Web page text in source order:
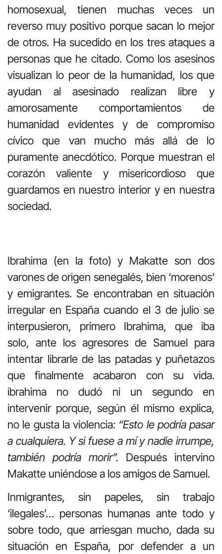
homosexual, tienen muchas veces un
reverso muy positivo porque sacan lo mejor
de otros. Ha sucedido en los tres ataques a
personas que he citado. Como los asesinos
visualizan lo peor de la humanidad, los que
ayudan al asesinado realizan libre y
amorosamente comportamientos de
humanidad evidentes y de compromiso
cívico que van mucho más allá de lo
puramente anecdótico. Porque muestran el
corazón valiente y misericordioso que
guardamos en nuestro interior y en nuestra
sociedad.
Ibrahima (en la foto) y Makatte son dos
varones de origen senegalés, bien ‘morenos’
y emigrantes. Se encontraban en situación
irregular en España cuando el 3 de julio se
interpusieron, primero Ibrahima, que iba
solo, ante los agresores de Samuel para
intentar librarle de las patadas y puñetazos
que finalmente acabaron con su vida.
ibrahima no dudó ni un segundo en
intervenir porque, según él mismo explica,
no le gusta la violencia: “Esto le podría pasar
a cualquiera. Y si fuese a mí y nadie irrumpe,
también podría morir”. Después intervino
Makatte uniéndose a los amigos de Samuel.
Inmigrantes, sin papeles, sin trabajo
‘ilegales’… personas humanas ante todo y
sobre todo, que arriesgan mucho, dada su
situación en España, por defender a un